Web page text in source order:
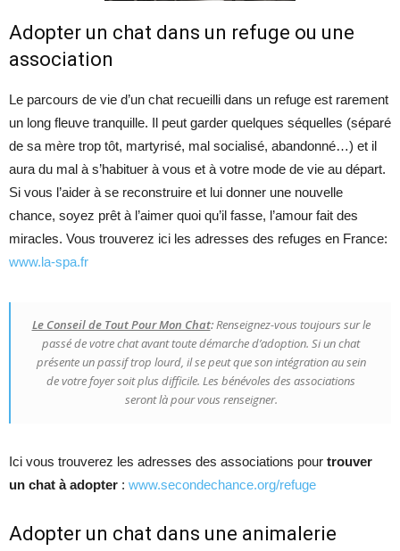
Adopter un chat dans un refuge ou une
association
Le parcours de vie d’un chat recueilli dans un refuge est rarement
un long fleuve tranquille. Il peut garder quelques séquelles (séparé
de sa mère trop tôt, martyrisé, mal socialisé, abandonné…) et il
aura du mal à s’habituer à vous et à votre mode de vie au départ.
Si vous l’aider à se reconstruire et lui donner une nouvelle
chance, soyez prêt à l’aimer quoi qu’il fasse, l’amour fait des
miracles. Vous trouverez ici les adresses des refuges en France:
www.la-spa.fr
Le Conseil de Tout Pour Mon Chat:Renseignez-vous toujours sur le
passé de votre chat avant toute démarche d’adoption. Si un chat
présente un passif trop lourd, il se peut que son intégration au sein
de votre foyer soit plus difficile. Les bénévoles des associations
seront là pour vous renseigner.
Ici vous trouverez les adresses des associations pour trouver
un chat à adopter : www.secondechance.org/refuge
Adopter un chat dans une animalerie